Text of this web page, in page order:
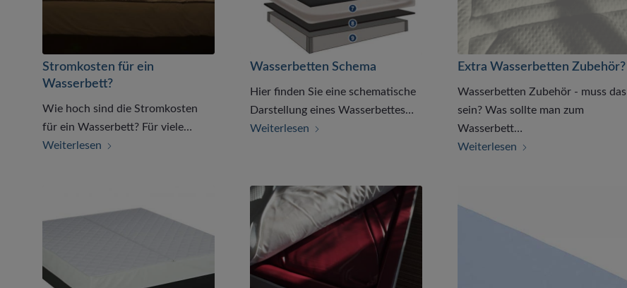
Stromkosten für ein
Wasserbett?
Wie hoch sind die Stromkosten
für ein Wasserbett? Für viele…
Weiterlesen
Wasserbetten Schema
Hier finden Sie eine schematische
Darstellung eines Wasserbettes…
Weiterlesen
Extra Wasserbetten Zubehör?
Wasserbetten Zubehör - muss das
sein? Was sollte man zum
Wasserbett…
Weiterlesen